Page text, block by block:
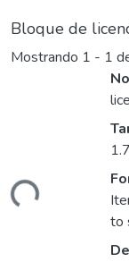
Bloque de
Mostrando 1 - 1
to